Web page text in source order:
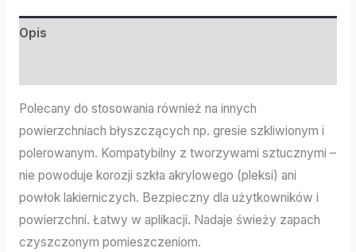
Opis
Polecany do stosowania również na innych
powierzchniach błyszczących np. gresie szkliwionym i
polerowanym. Kompatybilny z tworzywami sztucznymi –
nie powoduje korozji szkła akrylowego (pleksi) ani
powłok lakierniczych. Bezpieczny dla użytkowników i
powierzchni. Łatwy w aplikacji. Nadaje świeży zapach
czyszczonym pomieszczeniom.